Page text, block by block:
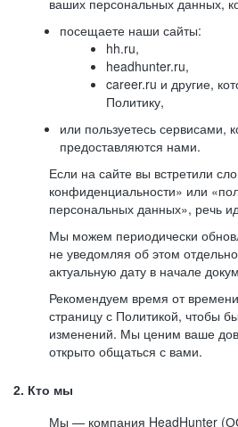
ваших персональных данных,
посещаете наши сайты:
hh.ru,
headhunter.ru,
career.ru и другие,
Политику,
или пользуетесь сервисами,
предоставляются нами.
Если на сайте вы встретили
конфиденциальности» или
персональных данных», речь
Мы можем периодически
не уведомляя об этом
актуальную дату в начале
Рекомендуем время от
страницу с Политикой, чтобы
изменений. Мы ценим ваше
открыто общаться с вами.
2. Кто мы
Мы — компания HeadHunter